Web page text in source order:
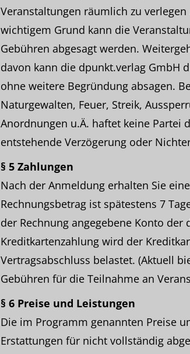
Veranstaltungen räumlich zu
wichtigem Grund kann die
Gebühren abgesagt werden.
davon kann die dpunkt.verlag GmbH
ohne weitere Begründung absagen.
Naturgewalten, Feuer, Streik,
Anordnungen u.Ä. haftet keine Partei
entstehende Verzögerung oder
§ 5 Zahlungen
Nach der Anmeldung erhalten Sie
Rechnungsbetrag ist spätestens 7
der Rechnung angegebene Konto
Kreditkartenzahlung wird der
Vertragsabschluss belastet. (Aktuell
Gebühren für die Teilnahme an
§ 6 Preise und Leistungen
Die im Programm genannten Preise
Erstattungen für nicht vollständig